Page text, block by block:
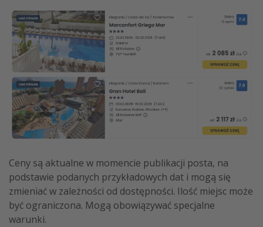
Ceny są aktualne w momencie publikacji posta, na
podstawie podanych przykładowych dat i mogą się
zmieniać w zależności od dostępności. Ilość miejsc może
być ograniczona. Mogą obowiązywać specjalne
warunki.